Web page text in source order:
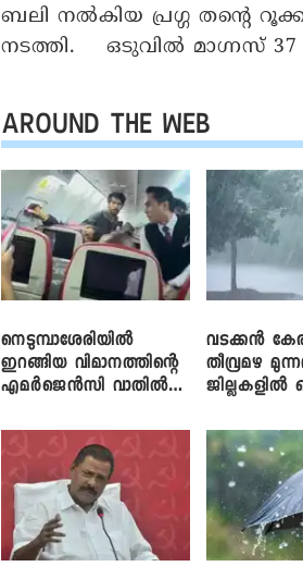
ബലി നൽകിയ പ്രഗ്ഗ തന്റെ
നടത്തി. ഒടുവിൽ മാഗ്നസ് 37
AROUND THE WEB
നെടുമ്പാശേരിയിൽ
ഇറങ്ങിയ വിമാനത്തിന്റെ
എമർജെൻസി വാതിൽ
വടക്കൻ
തീവ്രമഴ